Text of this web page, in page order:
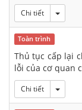
Chi tiết
Toàn trình
Thủ tục cấp lại
lỗi của cơ quan
Chi tiết